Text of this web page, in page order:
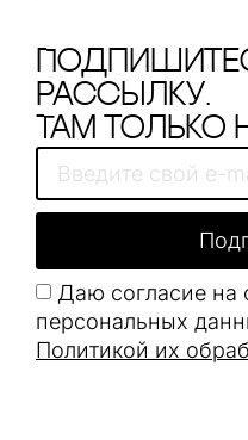
рассылку.
Там только
Даю согласие на
персональных
Политикой их